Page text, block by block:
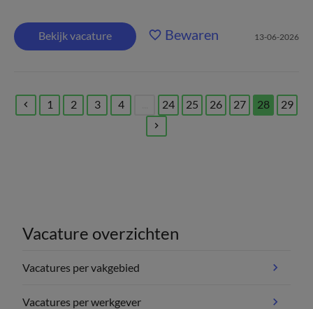
Bekijk vacature Bewaren 13-06-2026
1 2 3 4 24 25 26 27
28
(current)
29
Vacature overzichten
Vacatures per vakgebied
Vacatures per werkgever